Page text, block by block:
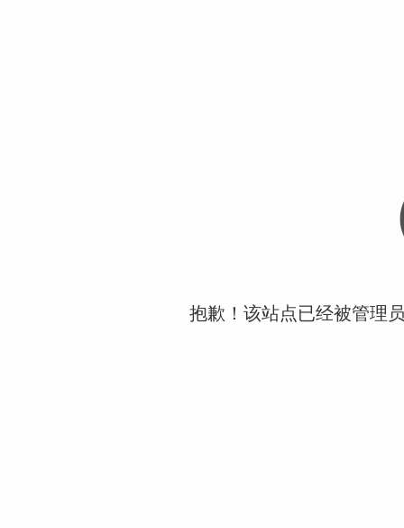
抱歉！该站点已经被管理